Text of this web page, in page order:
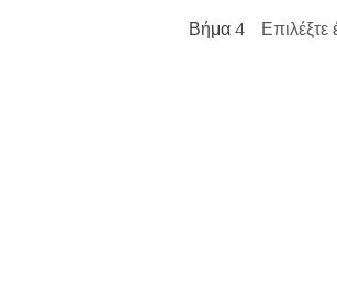
Βήμα 4